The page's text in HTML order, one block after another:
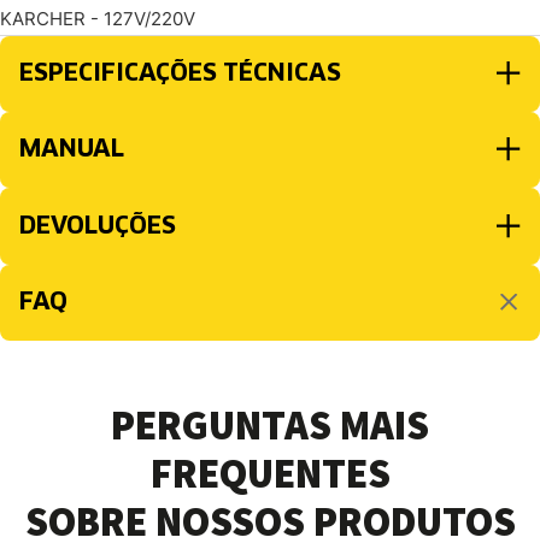
KARCHER - 127V/220V
ESPECIFICAÇÕES TÉCNICAS
MANUAL
DEVOLUÇÕES
FAQ
PERGUNTAS MAIS
FREQUENTES
SOBRE NOSSOS PRODUTOS